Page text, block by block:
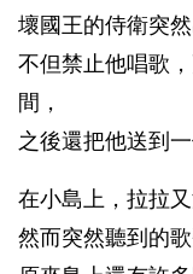
壞國王的侍衛突然
不但禁止他唱歌
間，
之後還把他送到
在小島上，拉拉
然而突然聽到的